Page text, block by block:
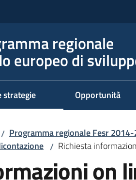
regionale
europeo di
strategie Opportunità
/ Programma regionale Fesr
/ Richiesta
on